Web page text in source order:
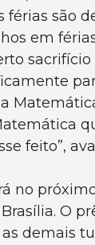
férias são
em
feito”,
no
O
demais